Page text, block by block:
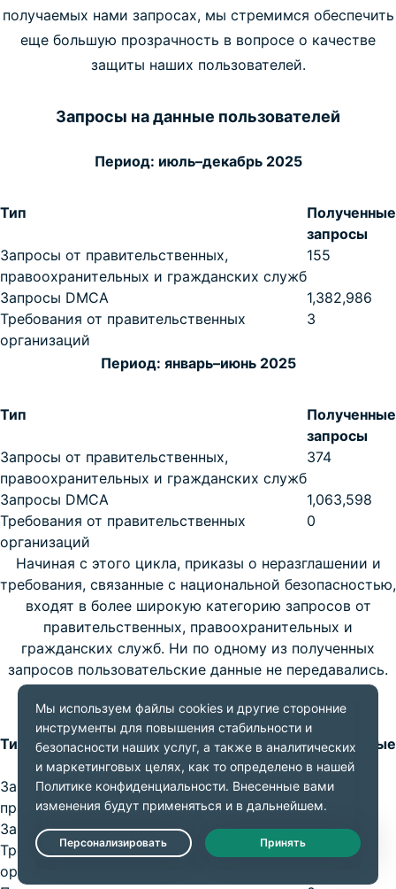
получаемых нами запросах, мы стремимся обеспечить
еще большую прозрачность в вопросе о качестве
защиты наших пользователей.
Запросы на данные пользователей
Период: июль–декабрь 2025
Тип
Полученные
запросы
Запросы от правительственных,
правоохранительных и гражданских служб
155
Запросы DMCA
1,382,986
Требования от правительственных
организаций
3
Период: январь–июнь 2025
Тип
Полученные
запросы
Запросы от правительственных,
правоохранительных и гражданских служб
374
Запросы DMCA
1,063,598
Требования от правительственных
организаций
0
Начиная с этого цикла, приказы о неразглашении и
требования, связанные с национальной безопасностью,
входят в более широкую категорию запросов от
правительственных, правоохранительных и
гражданских служб. Ни по одному из полученных
запросов пользовательские данные не передавались.
Тип
Полученные
запросы
Запросы от правительственных,
правоохранительных и гражданских служб
163
Запросы DMCA
807,788
Требования от правительственных
организаций
Live Chat